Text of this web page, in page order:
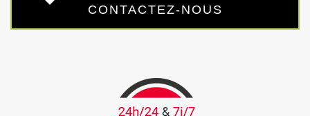
CONTACTEZ-NOUS